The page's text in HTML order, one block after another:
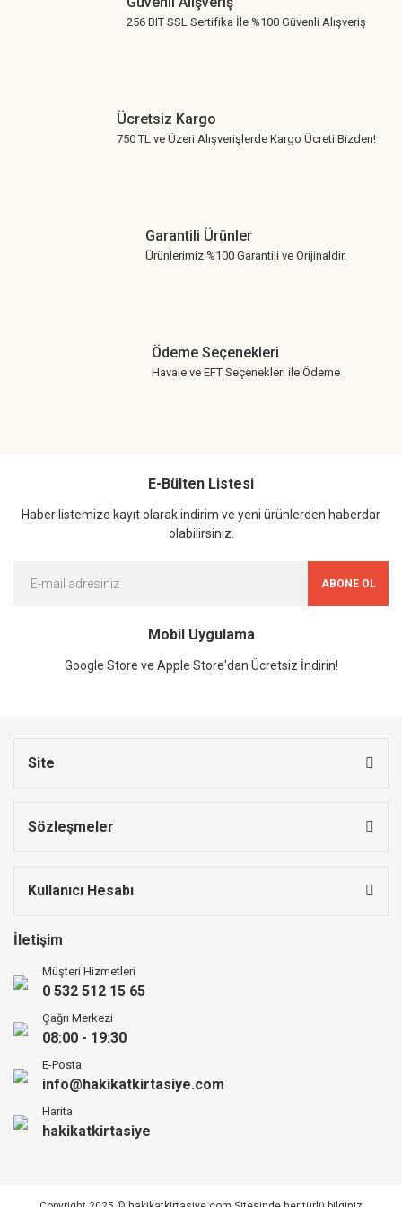
256 BIT SSL Sertifika İle %100 Güvenli Alışveriş
Ücretsiz Kargo
750 TL ve Üzeri Alışverişlerde Kargo Ücreti Bizden!
Garantili Ürünler
Ürünlerimiz %100 Garantili ve Orijinaldir.
Ödeme Seçenekleri
Havale ve EFT Seçenekleri ile Ödeme
E-Bülten Listesi
Haber listemize kayıt olarak indirim ve yeni ürünlerden haberdar
olabilirsiniz.
ABONE OL
Mobil Uygulama
Google Store ve Apple Store'dan Ücretsiz İndirin!
Site
Sözleşmeler
Kullanıcı Hesabı
İletişim
Müşteri Hizmetleri
0 532 512 15 65
Çağrı Merkezi
08:00 - 19:30
E-Posta
info@hakikatkirtasiye.com
Harita
hakikatkirtasiye